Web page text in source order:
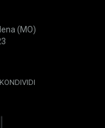
(MO)
KONDIVIDI